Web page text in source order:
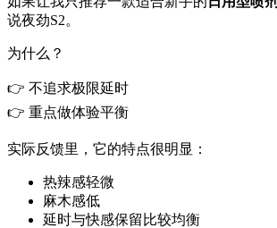
说夜劲S2。
为什么？
👉 不追求极限延时
👉 重点做体验平衡
实际反馈里，它的特点很明显：
热辣感轻微
麻木感低
延时与快感保留比较均衡